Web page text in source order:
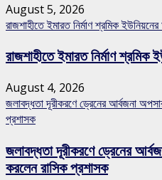
August 5, 2026
রাজশাহীতে ইমারত নির্মাণ শ্রমিক
রাজশাহীতে ইমারত নির্মাণ শ্রমিক
August 4, 2026
জলাবদ্ধতা দূরীকরণে ড্রেনের আর্বজনা
প্রশাসক
জলাবদ্ধতা দূরীকরণে ড্রেনের
করলেন রাসিক প্রশাসক